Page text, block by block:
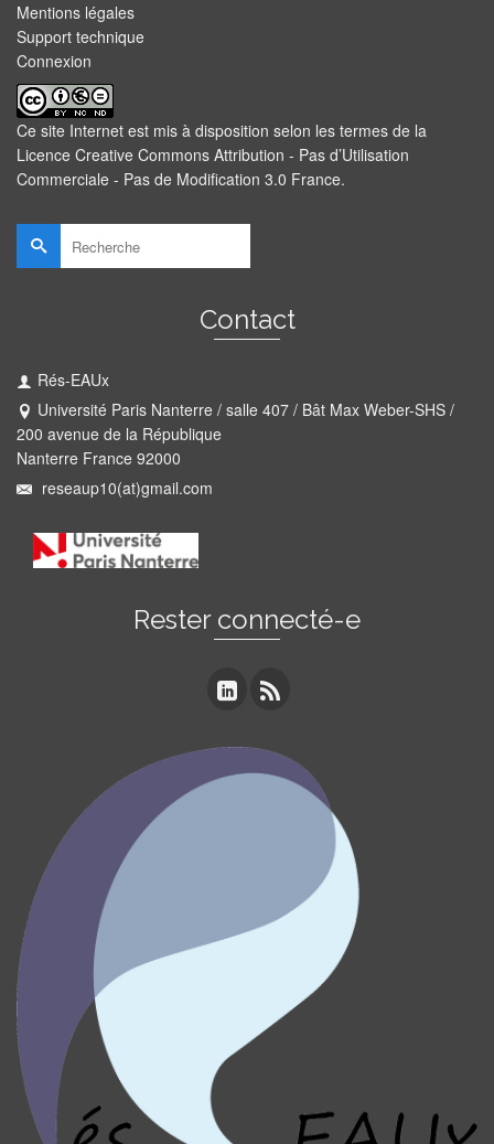
Mentions légales
Support technique
Connexion
Ce site Internet est mis à disposition selon les termes de la
Licence Creative Commons Attribution - Pas d’Utilisation
Commerciale - Pas de Modification 3.0 France.
Rechercher :
Contact
Rés-EAUx
Université Paris Nanterre / salle 407 / Bât Max Weber-SHS /
200 avenue de la République
Nanterre France 92000
reseaup10(at)gmail.com
Rester connecté-e